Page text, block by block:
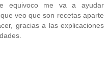
equivoco me va a ayudar
veo que son recetas aparte
gracias a las explicaciones